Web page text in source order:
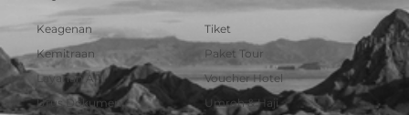
Keagenan
Kemitraan
Layanan API
Urus Dokumen
Tiket
Paket Tour
Voucher Hotel
Umroh & Haji